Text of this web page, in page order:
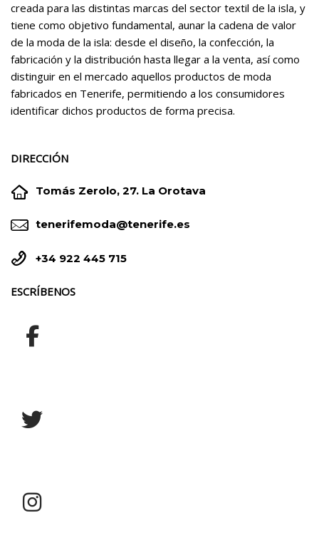
creada para las distintas marcas del sector textil de la isla, y
tiene como objetivo fundamental, aunar la cadena de valor
de la moda de la isla: desde el diseño, la confección, la
fabricación y la distribución hasta llegar a la venta, así como
distinguir en el mercado aquellos productos de moda
fabricados en Tenerife, permitiendo a los consumidores
identificar dichos productos de forma precisa.
DIRECCIÓN

 Tomás Zerolo, 27. La Orotava

 tenerifemoda@tenerife.es

 +34 922 445 715
ESCRÍBENOS